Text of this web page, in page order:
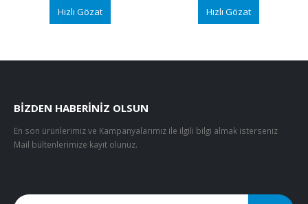
Hızlı Gözat Hızlı Gözat
BIZDEN HABERINIZ OLSUN
En son ürünlerimiz ve Kampanyalarımız ile ilgili bilgi almak isterseniz
Mail bültenlerimize kayıt olunuz.